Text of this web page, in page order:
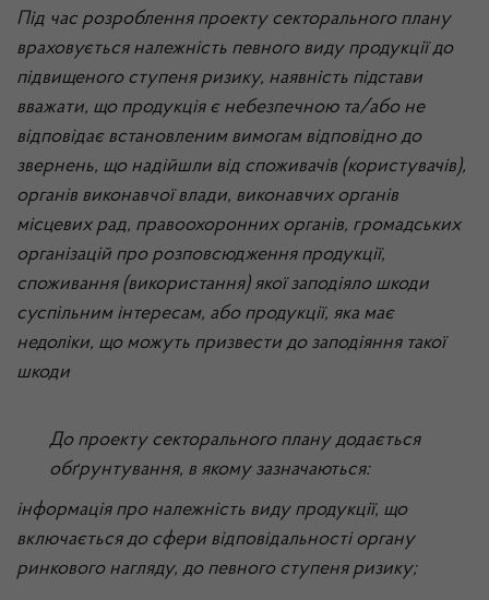
Під час розроблення проекту секторального плану
враховується належність певного виду продукції до
підвищеного ступеня ризику, наявність підстави
вважати, що продукція є небезпечною та/або не
відповідає встановленим вимогам відповідно до
звернень, що надійшли від споживачів (користувачів),
органів виконавчої влади, виконавчих органів
місцевих рад, правоохоронних органів, громадських
організацій про розповсюдження продукції,
споживання (використання) якої заподіяло шкоди
суспільним інтересам, або продукції, яка має
недоліки, що можуть призвести до заподіяння такої
шкоди
До проекту секторального плану додається
обґрунтування, в якому зазначаються:
інформація про належність виду продукції, що
включається до сфери відповідальності органу
ринкового нагляду, до певного ступеня ризику;